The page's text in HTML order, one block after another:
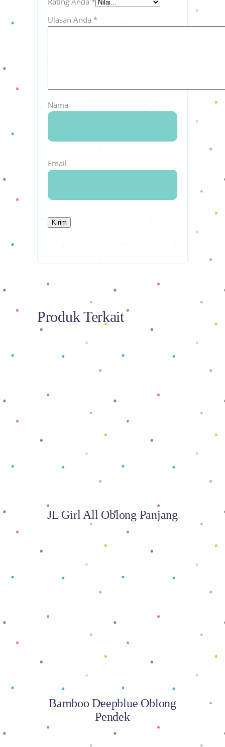
Ulasan Anda *
Nama
Email
Produk Terkait
Baca selengkapnya
JL Girl All Oblong Panjang
Bamboo Deepblue Oblong
Pendek